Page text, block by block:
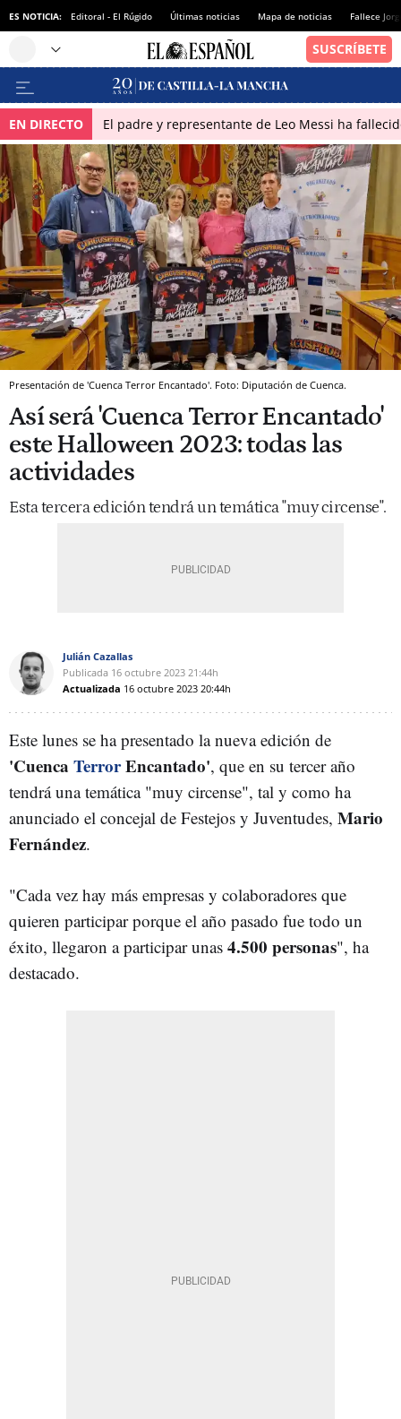
ES NOTICIA: Editoral - El Rúgido Últimas noticias Mapa de noticias Fallece
EN DIRECTO El padre y representante de Leo Messi ha
Presentación de 'Cuenca Terror Encantado'. Foto: Diputación de Cuenca.
Así será 'Cuenca Terror Encantado'
este Halloween 2023: todas las
actividades
Esta tercera edición tendrá un temática "muy circense".
Julián Cazallas
Publicada 16 octubre 2023 21:44h
Actualizada 16 octubre 2023 20:44h
Este lunes se ha presentado la nueva edición de
'Cuenca TerrorEncantado', que en su tercer año
tendrá una temática "muy circense", tal y como ha
anunciado el concejal de Festejos y Juventudes, Mario
Fernández.
"Cada vez hay más empresas y colaboradores que
quieren participar porque el año pasado fue todo un
éxito, llegaron a participar unas 4.500 personas", ha
destacado.